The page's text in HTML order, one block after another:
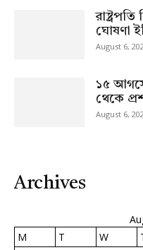
ঘোষণা
August 6,
১৫
থেকে
August 6,
Archives
M
T W